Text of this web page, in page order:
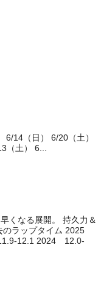
14（日） 6/20（土）
（土） 6...
くなる展開。 持久力＆
のラップタイム 2025
12.1 2024 12.0-